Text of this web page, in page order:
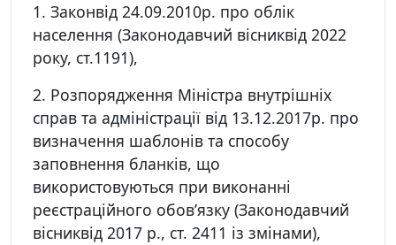
1. Законвід 24.09.2010р. про облік
населення (Законодавчий вісниквід 2022
року, ст.1191),
2. Розпорядження Міністра внутрішніх
справ та адміністрації від 13.12.2017р. про
визначення шаблонів та способу
заповнення бланків, що
використовуються при виконанні
реєстраційного обов’язку (Законодавчий
вісниквід 2017 р., ст. 2411 із змінами),